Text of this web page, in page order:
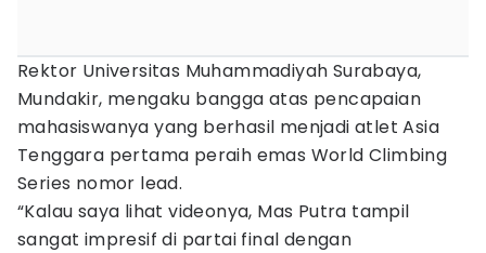
Rektor Universitas Muhammadiyah Surabaya,
Mundakir, mengaku bangga atas pencapaian
mahasiswanya yang berhasil menjadi atlet Asia
Tenggara pertama peraih emas World Climbing
Series nomor lead.
“Kalau saya lihat videonya, Mas Putra tampil
sangat impresif di partai final dengan